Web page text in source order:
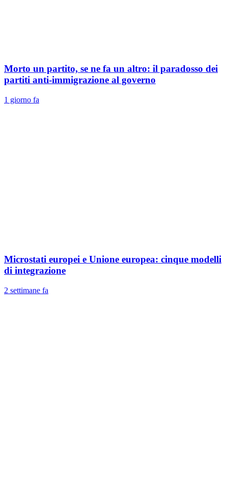
Morto un partito, se ne fa un altro: il paradosso dei
partiti anti-immigrazione al governo
1 giorno fa
Microstati europei e Unione europea: cinque modelli
di integrazione
2 settimane fa